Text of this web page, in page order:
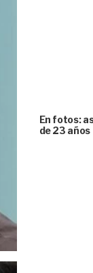
En fotos:
de 23 años